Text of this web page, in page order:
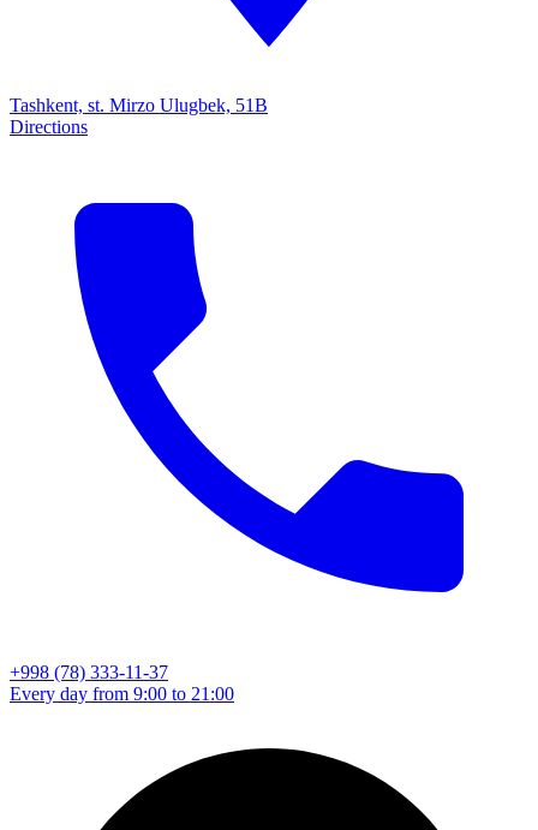
Tashkent, st. Mirzo Ulugbek, 51B
Directions
+998 (78) 333-11-37
Every day from 9:00 to 21:00